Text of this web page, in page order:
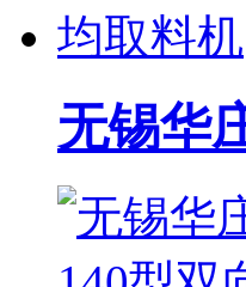
无锡华